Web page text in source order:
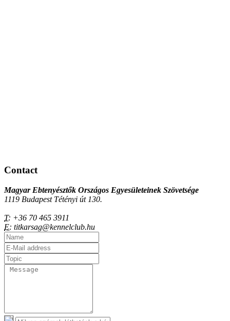
Contact
Magyar Ebtenyésztők Országos Egyesületeinek Szövetsége
1119 Budapest Tétényi út 130.
T: +36 70 465 3911
E: titkarsag@kennelclub.hu